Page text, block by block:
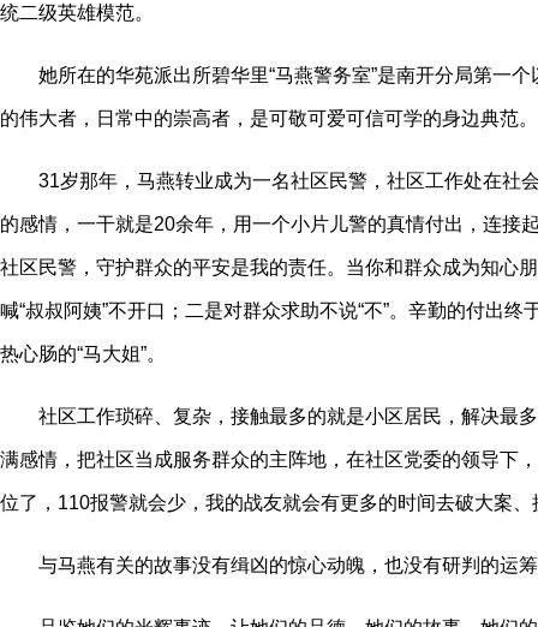
统二级英雄模范。
她所在的华苑派出所碧华里“马燕警务室”是南开分局第一个
的伟大者，日常中的崇高者，是可敬可爱可信可学的身边典范。
31岁那年，马燕转业成为一名社区民警，社区工作处在社
的感情，一干就是20余年，用一个小片儿警的真情付出，连接
社区民警，守护群众的平安是我的责任。当你和群众成为知心
喊“叔叔阿姨”不开口；二是对群众求助不说“不”。辛勤的付出
热心肠的“马大姐”。
社区工作琐碎、复杂，接触最多的就是小区居民，解决最多
满感情，把社区当成服务群众的主阵地，在社区党委的领导下
位了，110报警就会少，我的战友就会有更多的时间去破大案、
与马燕有关的故事没有缉凶的惊心动魄，也没有研判的运